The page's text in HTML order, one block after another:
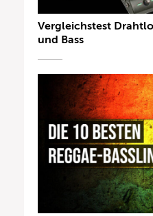
Vergleichstest
und Bass